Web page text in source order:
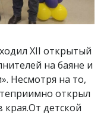
XII открытый
на баяне и
Несмотря на то,
открыл
края.От детской